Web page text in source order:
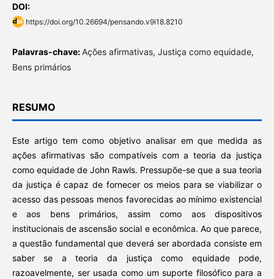
DOI:
https://doi.org/10.26694/pensando.v9i18.8210
Palavras-chave:Ações afirmativas, Justiça como equidade,
Bens primários
RESUMO
Este artigo tem como objetivo analisar em que medida as
ações afirmativas são compatíveis com a teoria da justiça
como equidade de John Rawls. Pressupõe-se que a sua teoria
da justiça é capaz de fornecer os meios para se viabilizar o
acesso das pessoas menos favorecidas ao mínimo existencial
e aos bens primários, assim como aos dispositivos
institucionais de ascensão social e econômica. Ao que parece,
a questão fundamental que deverá ser abordada consiste em
saber se a teoria da justiça como equidade pode,
razoavelmente, ser usada como um suporte filosófico para a